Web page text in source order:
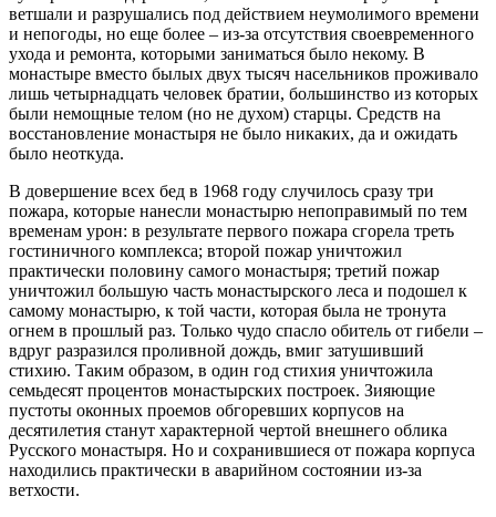
ветшали и разрушались под действием неумолимого времени
и непогоды, но еще более – из-за отсутствия своевременного
ухода и ремонта, которыми заниматься было некому. В
монастыре вместо былых двух тысяч насельников проживало
лишь четырнадцать человек братии, большинство из которых
были немощные телом (но не духом) старцы. Средств на
восстановление монастыря не было никаких, да и ожидать
было неоткуда.
В довершение всех бед в 1968 году случилось сразу три
пожара, которые нанесли монастырю непоправимый по тем
временам урон: в результате первого пожара сгорела треть
гостиничного комплекса; второй пожар уничтожил
практически половину самого монастыря; третий пожар
уничтожил большую часть монастырского леса и подошел к
самому монастырю, к той части, которая была не тронута
огнем в прошлый раз. Только чудо спасло обитель от гибели –
вдруг разразился проливной дождь, вмиг затушивший
стихию. Таким образом, в один год стихия уничтожила
семьдесят процентов монастырских построек. Зияющие
пустоты оконных проемов обгоревших корпусов на
десятилетия станут характерной чертой внешнего облика
Русского монастыря. Но и сохранившиеся от пожара корпуса
находились практически в аварийном состоянии из-за
ветхости.